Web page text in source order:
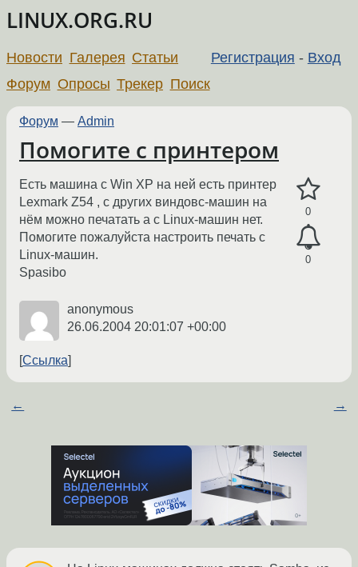
LINUX.ORG.RU
Регистрация - Вход
Новости Галерея Статьи
Форум Опросы Трекер Поиск
Форум — Admin
Помогите с принтером
0
0
Есть машина с Win XP на ней есть принтер
Lexmark Z54 , с других виндовс-машин на
нём можно печатать а с Linux-машин нет.
Помогите пожалуйста настроить печать с
Linux-машин.
Spasibo
anonymous
26.06.2004 20:01:07 +00:00
Ссылка
← →